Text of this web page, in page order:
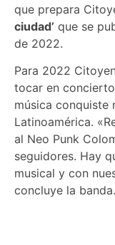
que prepara
ciudad’ que se
de 2022.
Para 2022
tocar en
música conquiste
Latinoamérica.
al Neo Punk
seguidores. Hay
musical y con
concluye la banda.